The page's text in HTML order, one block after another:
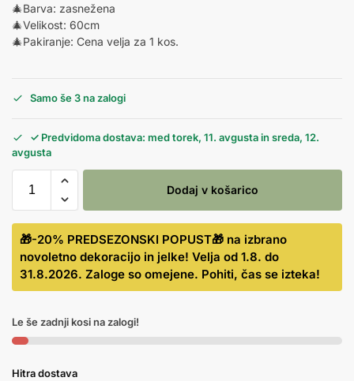
🎄Barva: zasnežena
🎄Velikost: 60cm
🎄Pakiranje: Cena velja za 1 kos.
Samo še 3 na zalogi
✓ Predvidoma dostava: med torek, 11. avgusta in sreda, 12.
avgusta
Dodaj v košarico
🎁-20% PREDSEZONSKI POPUST🎁 na izbrano
novoletno dekoracijo in jelke! Velja od 1.8. do
31.8.2026. Zaloge so omejene. Pohiti, čas se izteka!
Le še zadnji kosi na zalogi!
Hitra dostava